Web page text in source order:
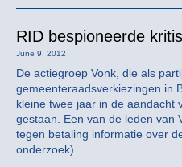
RID bespioneerde
June 9, 2012
De actiegroep Vonk, die als
gemeenteraadsverkiezingen in
kleine twee jaar in de aandacht
gestaan. Een van de leden van
tegen betaling informatie over
onderzoek)